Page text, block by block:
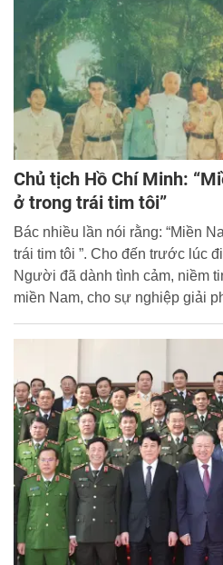
Chủ tịch Hồ Chí Minh:
ở trong trái tim tôi”
Bác nhiều lần nói rằng: “Miền
trái tim tôi ”. Cho đến trước lúc
Người đã dành tình cảm, niềm
miền Nam, cho sự nghiệp giải